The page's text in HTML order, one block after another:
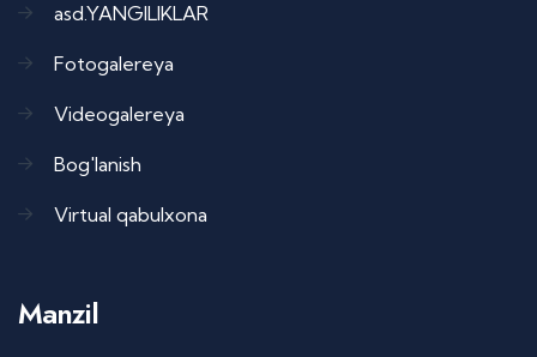
asd.YANGILIKLAR
Fotogalereya
Videogalereya
Bog'lanish
Virtual qabulxona
Manzil